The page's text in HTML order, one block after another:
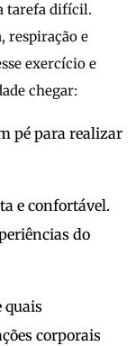
tarefa difícil.
respiração e
exercício e
chegar:
pé para realizar
e confortável.
do
quais
corporais